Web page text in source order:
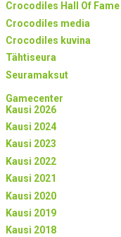
Crocodiles Hall Of Fame
Crocodiles media
Crocodiles kuvina
Tähtiseura
Seuramaksut
Gamecenter
Kausi 2026
Kausi 2024
Kausi 2023
Kausi 2022
Kausi 2021
Kausi 2020
Kausi 2019
Kausi 2018